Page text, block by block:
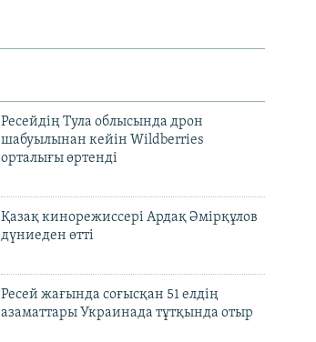
Ресейдің Тула облысында дрон
шабуылынан кейін Wildberries
орталығы өртенді
Қазақ кинорежиссері Ардақ Әмірқұлов
дүниеден өтті
Ресей жағында соғысқан 51 елдің
азаматтары Украинада тұтқында отыр